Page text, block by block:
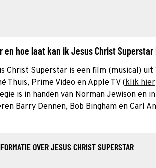
en hoe laat kan ik Jesus Christ
Christ Superstar is een film (musical) uit
Thuis, Prime Video en Apple TV (klik hier
is in handen van Norman Jewison en
Barry Dennen, Bob Bingham en Carl
OVER JESUS CHRIST SUPERSTAR